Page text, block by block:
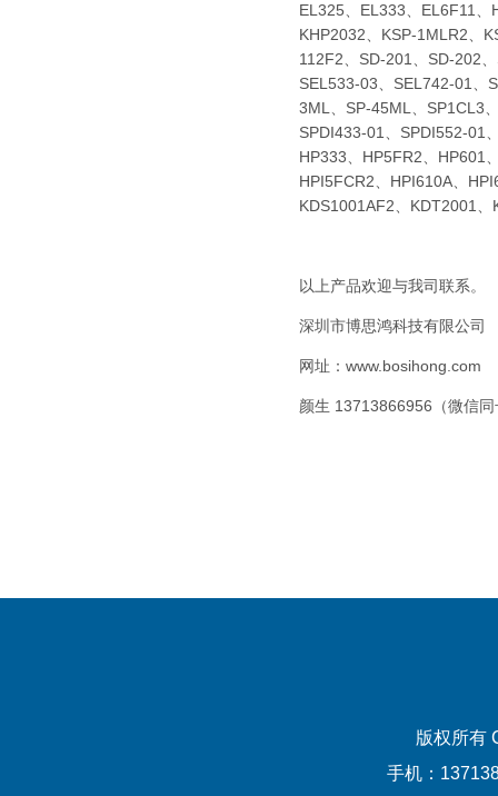
EL325、EL333、EL6F11、
KHP2032、KSP-1MLR2、
112F2、SD-201、SD-202
SEL533-03、SEL742-01、
3ML、SP-45ML、SP1CL3
SPDI433-01、SPDI552-01
HP333、HP5FR2、HP601
HPI5FCR2、HPI610A、
KDS1001AF2、KDT2001
以上产品欢迎与我司联系。
深圳市博思鸿科技有限公司
网址：www.bosihong.com
颜生 13713866956（微信
版权所有
手机：